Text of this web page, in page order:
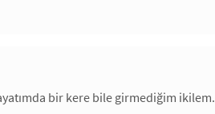
bir kere bile girmediğim ikilem.